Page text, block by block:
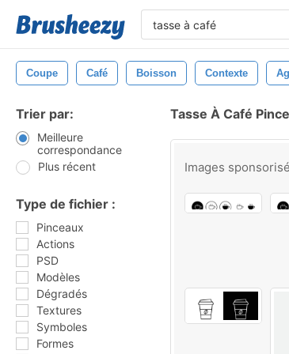
Coupe Café Boisson Contexte
Trier par:
Meilleure
correspondance
Plus récent
Type de fichier :
Pinceaux
Actions
PSD
Modèles
Dégradés
Textures
Symboles
Formes
Tasse À Café
Images